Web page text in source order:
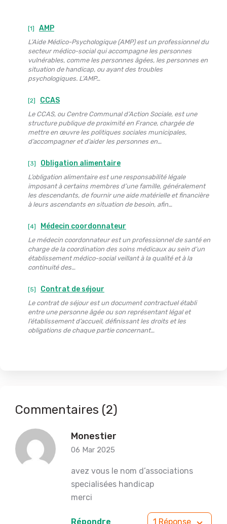
[1] AMP
L’Aide Médico-Psychologique (AMP) est un professionnel du
secteur médico-social qui accompagne les personnes
vulnérables, comme les personnes âgées, les personnes en
situation de handicap, ou ayant des troubles
psychologiques. L’AMP…
[2] CCAS
Le CCAS, ou Centre Communal d’Action Sociale, est une
structure publique de proximité en France, chargée de
mettre en œuvre les politiques sociales municipales,
d’accompagner et d’aider les personnes en…
[3] Obligation alimentaire
L’obligation alimentaire est une responsabilité légale
imposant à certains membres d’une famille, généralement
les descendants, de fournir une aide matérielle et financière
à leurs ascendants en situation de besoin, afin…
[4] Médecin coordonnateur
Le médecin coordonnateur est un professionnel de santé en
charge de la coordination des soins médicaux au sein d’un
établissement médico-social veillant à la qualité et à la
continuité des…
[5] Contrat de séjour
Le contrat de séjour est un document contractuel établi
entre une personne âgée ou son représentant légal et
l’établissement d’accueil, définissant les droits et les
obligations de chaque partie concernant…
Commentaires (2)
Monestier
06 Mar 2025
avez vous le nom d’associations
specialisées handicap
merci
Répondre 1 Réponse